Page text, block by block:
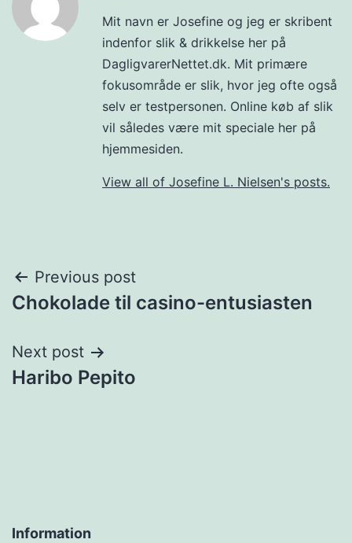
Mit navn er Josefine og jeg er skribent
indenfor slik & drikkelse her på
DagligvarerNettet.dk. Mit primære
fokusområde er slik, hvor jeg ofte også
selv er testpersonen. Online køb af slik
vil således være mit speciale her på
hjemmesiden.
View all of Josefine L. Nielsen's posts.
Post
navigation
Previous post
Chokolade til casino-entusiasten
Next post
Haribo Pepito
Information